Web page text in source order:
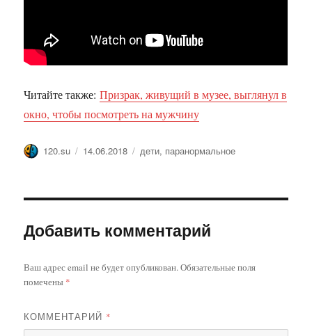
Читайте также:Призрак, живущий в музее, выглянул в
окно, чтобы посмотреть на мужчину
Автор
120.su Опубликовано
14.06.2018 Метки
дети, паранормальное
Добавить комментарий
Ваш адрес email не будет опубликован.Обязательные поля
помечены *
КОММЕНТАРИЙ *